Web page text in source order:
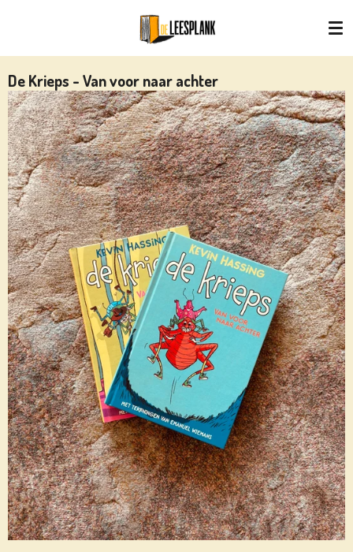
naar
de
hoofdinhoud
De Krieps - Van voor naar achter